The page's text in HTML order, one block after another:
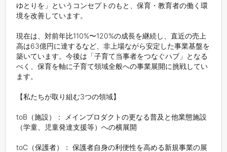
ゆとりを」というコンセプトのもと、保育・教育者の働く環
境を改善しています。
現在は、対前年比110%〜120%の成長を継続し、直近の売上
高は63億円に達するなど、非上場ながら安定した事業基盤を
築いています。今後は「子育て当事者をつなぐハブ」となる
べく、保育を軸に子育て領域全般への事業展開に挑戦してい
ます。
【私たちが取り組む3つの領域】
toB（施設）： メインプロダクトの更なる普及と他業態施設
（学童、児童発達支援等）への横展開
toC（保護者）： 保護者自身の利便性を高める新規事業の展